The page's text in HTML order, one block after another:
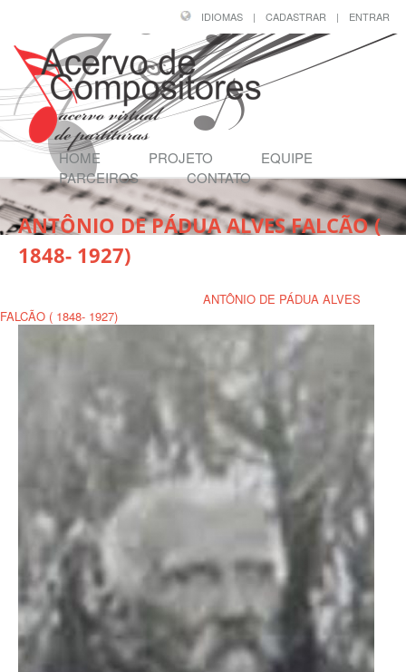
IDIOMAS | CADASTRAR | ENTRAR
HOME PROJETO
EQUIPE
PARCEIROS
CONTATO
ANTÔNIO DE PÁDUA ALVES FALCÃO (
1848- 1927)
ANTÔNIO DE PÁDUA ALVES
FALCÃO ( 1848- 1927)